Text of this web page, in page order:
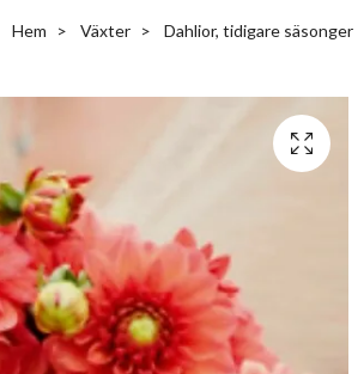
Hem Växter Dahlior, tidigare säsonger